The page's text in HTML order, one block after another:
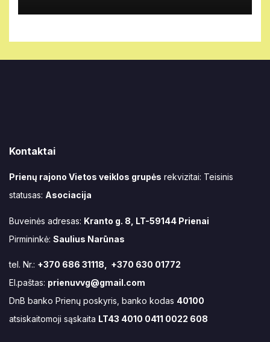
Kontaktai
Prienų rajono Vietos veiklos grupės rekvizitai: Teisinis
statusas: Asociacija
Buveinės adresas: Kranto g. 8, LT-59144 Prienai
Pirmininkė: Saulius Narūnas
tel. Nr.: +370 686 31118, +370 630 01772
El.paštas: prienuvvg@gmail.com
DnB banko Prienų poskyris, banko kodas 40100
atsiskaitomoji sąskaita LT43 4010 0411 0022 608